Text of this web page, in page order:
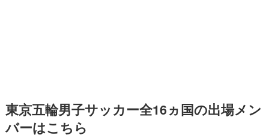
東京五輪男子サッカー全16ヵ国の出場メン
バーはこちら